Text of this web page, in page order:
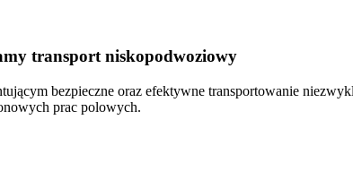
transport niskopodwoziowy
bezpieczne oraz efektywne transportowanie
prac polowych.